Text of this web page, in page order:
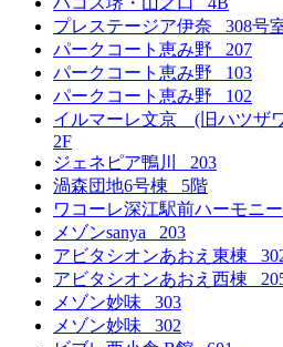
プレステージア伊奈 308号
パークコート恵み野 207
パークコート恵み野 103
パークコート恵み野 102
イルマーレ文京 (旧ハツザ
2F
ジェネピア鴨川 203
渦森団地6号棟 5階
ワコーレ深江駅前ハーモニ
メゾンsanya 203
アビタシオンあおえ東棟
アビタシオンあおえ西棟
メゾン妙味 303
メゾン妙味 302